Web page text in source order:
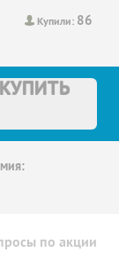
Купили: 86
КУПИТЬ
по акции